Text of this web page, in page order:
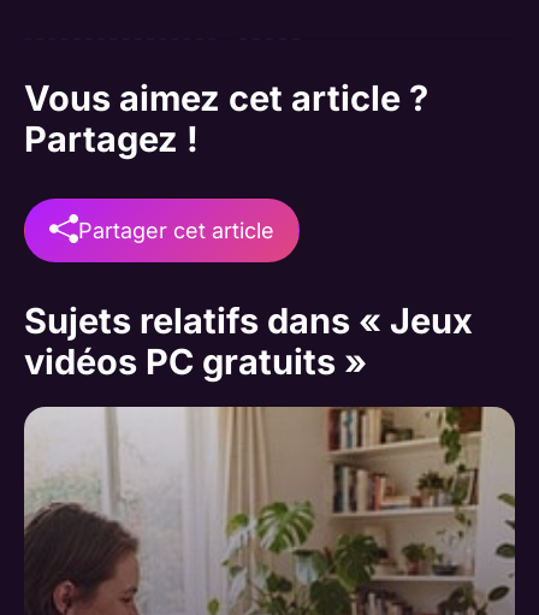
Vous aimez cet article ?
Partagez !
Partager cet article
Sujets relatifs dans « Jeux
vidéos PC gratuits »